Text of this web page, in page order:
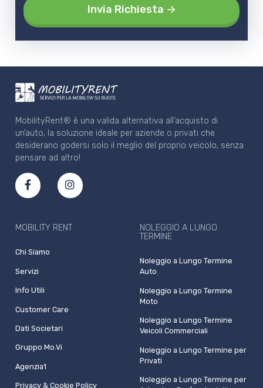
MobilityRent® è una valida alternativa all’acquisto di
un’auto, la soluzione ideale per aziende o privati che
desiderano godersi solo il meglio del proprio veicolo, senza
pensare ad altro!
MOBILITY RENT
Chi Siamo
Servizi
Info Utili
Customer Care
Dati Societari
Gruppo Mo.Vi
Agenzia1
Privacy & Cookie Policy
NOLEGGIO A LUNGO
TERMINE
Noleggio a Lungo Termine
Auto
Noleggio a Lungo Termine
Moto
Noleggio a Lungo Termine
Veicoli Commerciali
Noleggio a Lungo Termine per
Privati
Noleggio a Lungo Termine per